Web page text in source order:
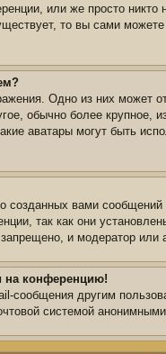
или же просто
то вы сами
Одно из них может
обычно более крупное,
аватары могут быть
вами
так как они
и модератор или
на конференцию!
сообщения другим
системой